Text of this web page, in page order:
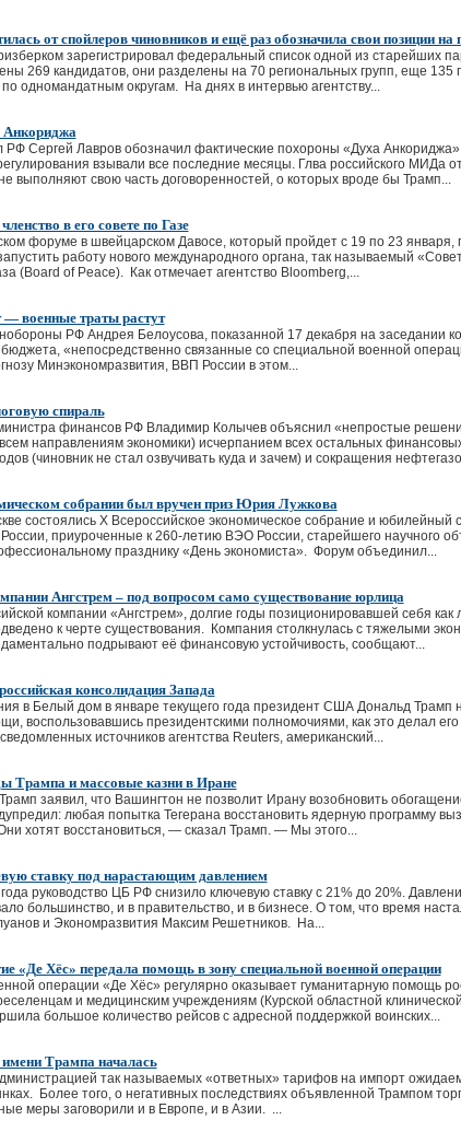
от спойлеров чиновников и ещё раз обозначила свои позиции
зарегистрировал федеральный список одной из старейших
269 кандидатов, они разделены на 70 региональных групп, еще 135
одномандатным округам. На днях в интервью агентству...
Анкориджа
Сергей Лавров обозначил фактические похороны «Духа
взывали все последние месяцы. Глва российского МИДа
выполняют свою часть договоренностей, о которых вроде бы Трамп...
в его совете по Газе
форуме в швейцарском Давосе, который пройдет с 19 по 23
работу нового международного органа, так называемый
(Board of Peace). Как отмечает агентство Bloomberg,...
— военные траты растут
РФ Андрея Белоусова, показанной 17 декабря на заседании
бюджета, «непосредственно связанные со специальной военной
Минэкономразвития, ВВП России в этом...
спираль
финансов РФ Владимир Колычев объяснил «непростые
направлениям экономики) исчерпанием всех остальных
(чиновник не стал озвучивать куда и зачем) и сокращения
собрании был вручен приз Юрия Лужкова
состоялись X Всероссийское экономическое собрание и юбилейный
приуроченные к 260-летию ВЭО России, старейшего научного
празднику «День экономиста». Форум объединил...
Ангстрем – под вопросом само существование юрлица
компании «Ангстрем», долгие годы позиционировавшей себя как
к черте существования. Компания столкнулась с тяжелыми
подрывают её финансовую устойчивость, сообщают...
консолидация Запада
в Белый дом в январе текущего года президент США Дональд Трамп
воспользовавшись президентскими полномочиями, как это делал
источников агентства Reuters, американский...
Трампа и массовые казни в Иране
заявил, что Вашингтон не позволит Ирану возобновить
любая попытка Тегерана восстановить ядерную программу
хотят восстановиться, — сказал Трамп. — Мы этого...
ставку под нарастающим давлением
руководство ЦБ РФ снизило ключевую ставку с 21% до 20%.
большинство, и в правительство, и в бизнесе. О том, что время
и Экономразвития Максим Решетников. На...
«Де Хёс» передала помощь в зону специальной военной операции
операции «Де Хёс» регулярно оказывает гуманитарную помощь
и медицинским учреждениям (Курской областной
большое количество рейсов с адресной поддержкой воинских...
Трампа началась
так называемых «ответных» тарифов на импорт
Более того, о негативных последствиях объявленной Трампом
меры заговорили и в Европе, и в Азии. ...